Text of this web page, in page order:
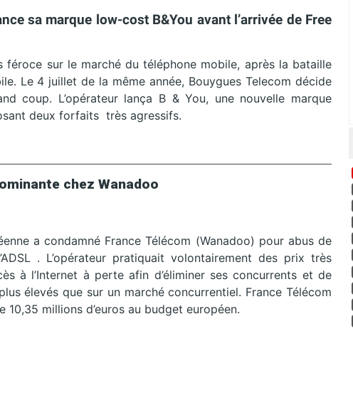
sa marque low-cost B&You avant l’arrivée de Free
féroce sur le marché du téléphone mobile, après la bataille
Le 4 juillet de la même année, Bouygues Telecom décide
coup. L’opérateur lança B & You, une nouvelle marque
deux forfaits très agressifs.
chez Wanadoo
a condamné France Télécom (Wanadoo) pour abus de
. L’opérateur pratiquait volontairement des prix très
à l’Internet à perte afin d’éliminer ses concurrents et de
élevés que sur un marché concurrentiel. France Télécom
millions d’euros au budget européen.